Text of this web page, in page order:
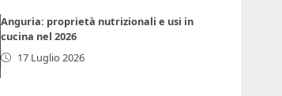
Anguria: proprietà nutrizionali e usi in
cucina nel 2026
17 Luglio 2026